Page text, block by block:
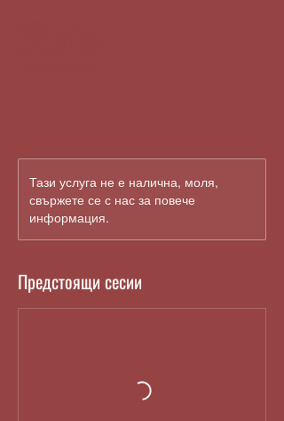
Тази услуга не е налична, моля,
свържете се с нас за повече
информация.
Предстоящи сесии